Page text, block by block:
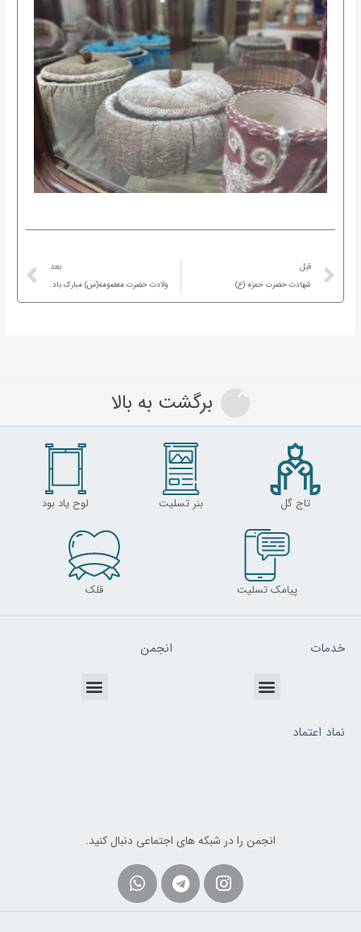
Prev
قبل
شهادت حضرت حمزه (ع)
بعد
ولادت حضرت معصومه(س) مبارک باد.
برگشت به بالا
تاج گل بنر تسلیت لوح یاد بود
پیامک تسلیت قلک
خدمات
Menu
انجمن
Menu
نماد اعتماد
انجمن را در شبکه های اجتماعی دنبال کنید.
Instagram
Telegram
Whatsapp